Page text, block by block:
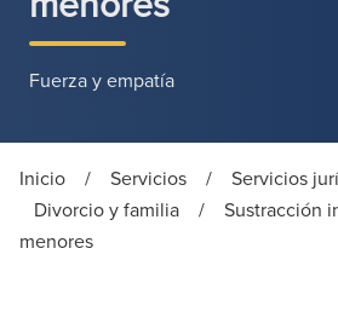
Fuerza y empatía
Inicio / Servicios / Servicios
Divorcio y familia
/
Sustracción
menores